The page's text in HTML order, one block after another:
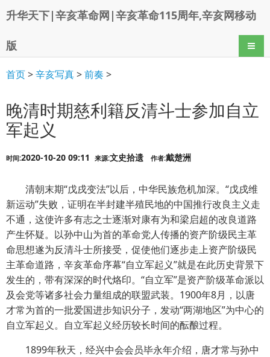
升华天下|辛亥革命网|辛亥革命115周年,辛亥网移动
版 导航
首页>辛亥写真>前奏 >
晚清时期慈利籍反清斗士参加自立
军起义
时间:2020-10-20 09:11 来源:文史拾遗 作者:戴楚洲
清朝末期“戊戌变法”以后，中华民族危机加深。“戊戌维
新运动”失败，证明在半封建半殖民地的中国推行改良主义走
不通，这使许多有志之士逐渐对康有为和梁启超的改良道路
产生怀疑。以孙中山为首的革命党人传播的资产阶级民主革
命思想遂为反清斗士所接受，促使他们逐步走上资产阶级民
主革命道路，辛亥革命序幕“自立军起义”就是在此历史背景下
发生的，带有深深的时代烙印。“自立军”是资产阶级革命派以
及会党等诸多社会力量组成的联盟武装。1900年8月，以唐
才常为首的一批爱国进步知识分子，发动“两湖地区”为中心的
自立军起义。自立军起义经历较长时间的酝酿过程。
1899年秋天，经兴中会会员毕永年介绍，唐才常与孙中